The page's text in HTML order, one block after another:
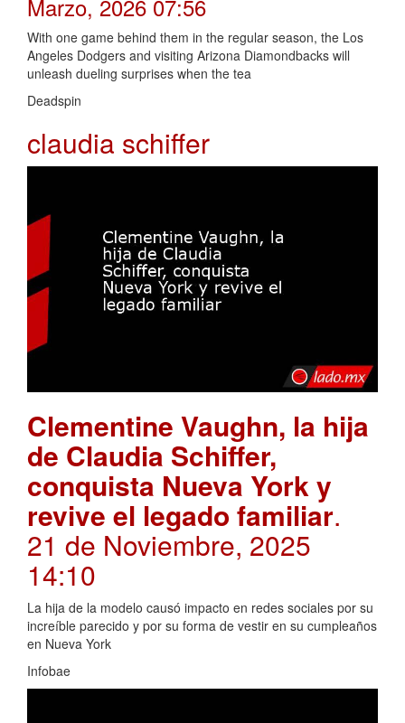
Marzo, 2026 07:56
With one game behind them in the regular season, the Los
Angeles Dodgers and visiting Arizona Diamondbacks will
unleash dueling surprises when the tea
Deadspin
claudia schiffer
Clementine Vaughn, la hija
de Claudia Schiffer,
conquista Nueva York y
revive el legado familiar.
21 de Noviembre, 2025
14:10
La hija de la modelo causó impacto en redes sociales por su
increíble parecido y por su forma de vestir en su cumpleaños
en Nueva York
Infobae